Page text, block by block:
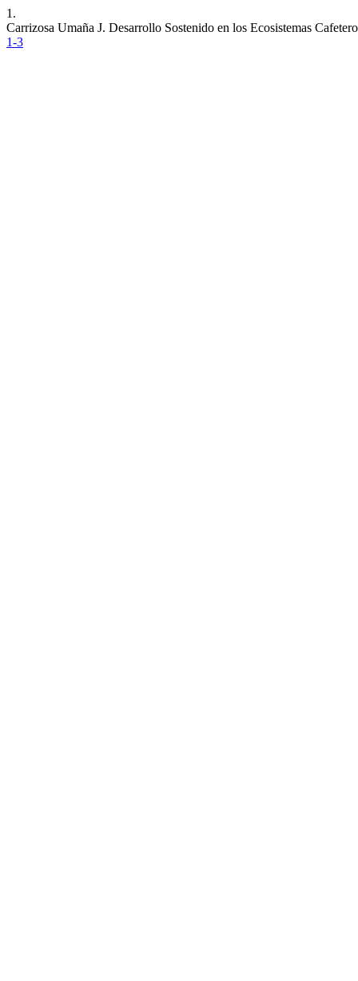
1.
Carrizosa Umaña J. Desarrollo Sostenido en los Ecosistemas
1-3